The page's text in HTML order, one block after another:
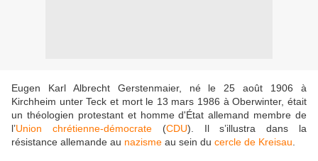
Eugen Karl Albrecht Gerstenmaier, né le 25 août 1906 à
Kirchheim unter Teck et mort le 13 mars 1986 à Oberwinter, était
un théologien protestant et homme d'État allemand membre de
l’Union chrétienne-démocrate(CDU). Il s’illustra dans la
résistance allemande au nazisme au sein du cercle de Kreisau